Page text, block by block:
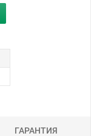
ГАРАНТИЯ